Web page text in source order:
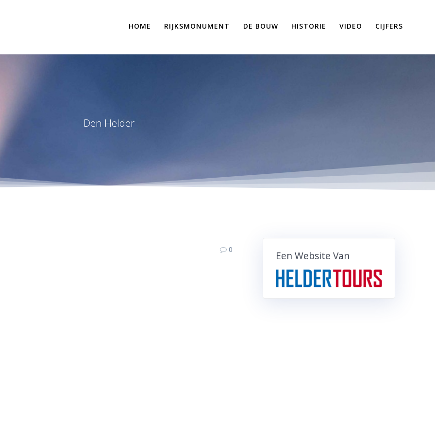
HOME RIJKSMONUMENT DE BOUW HISTORIE VIDEO CIJFERS
Den Helder
0 Een Website Van